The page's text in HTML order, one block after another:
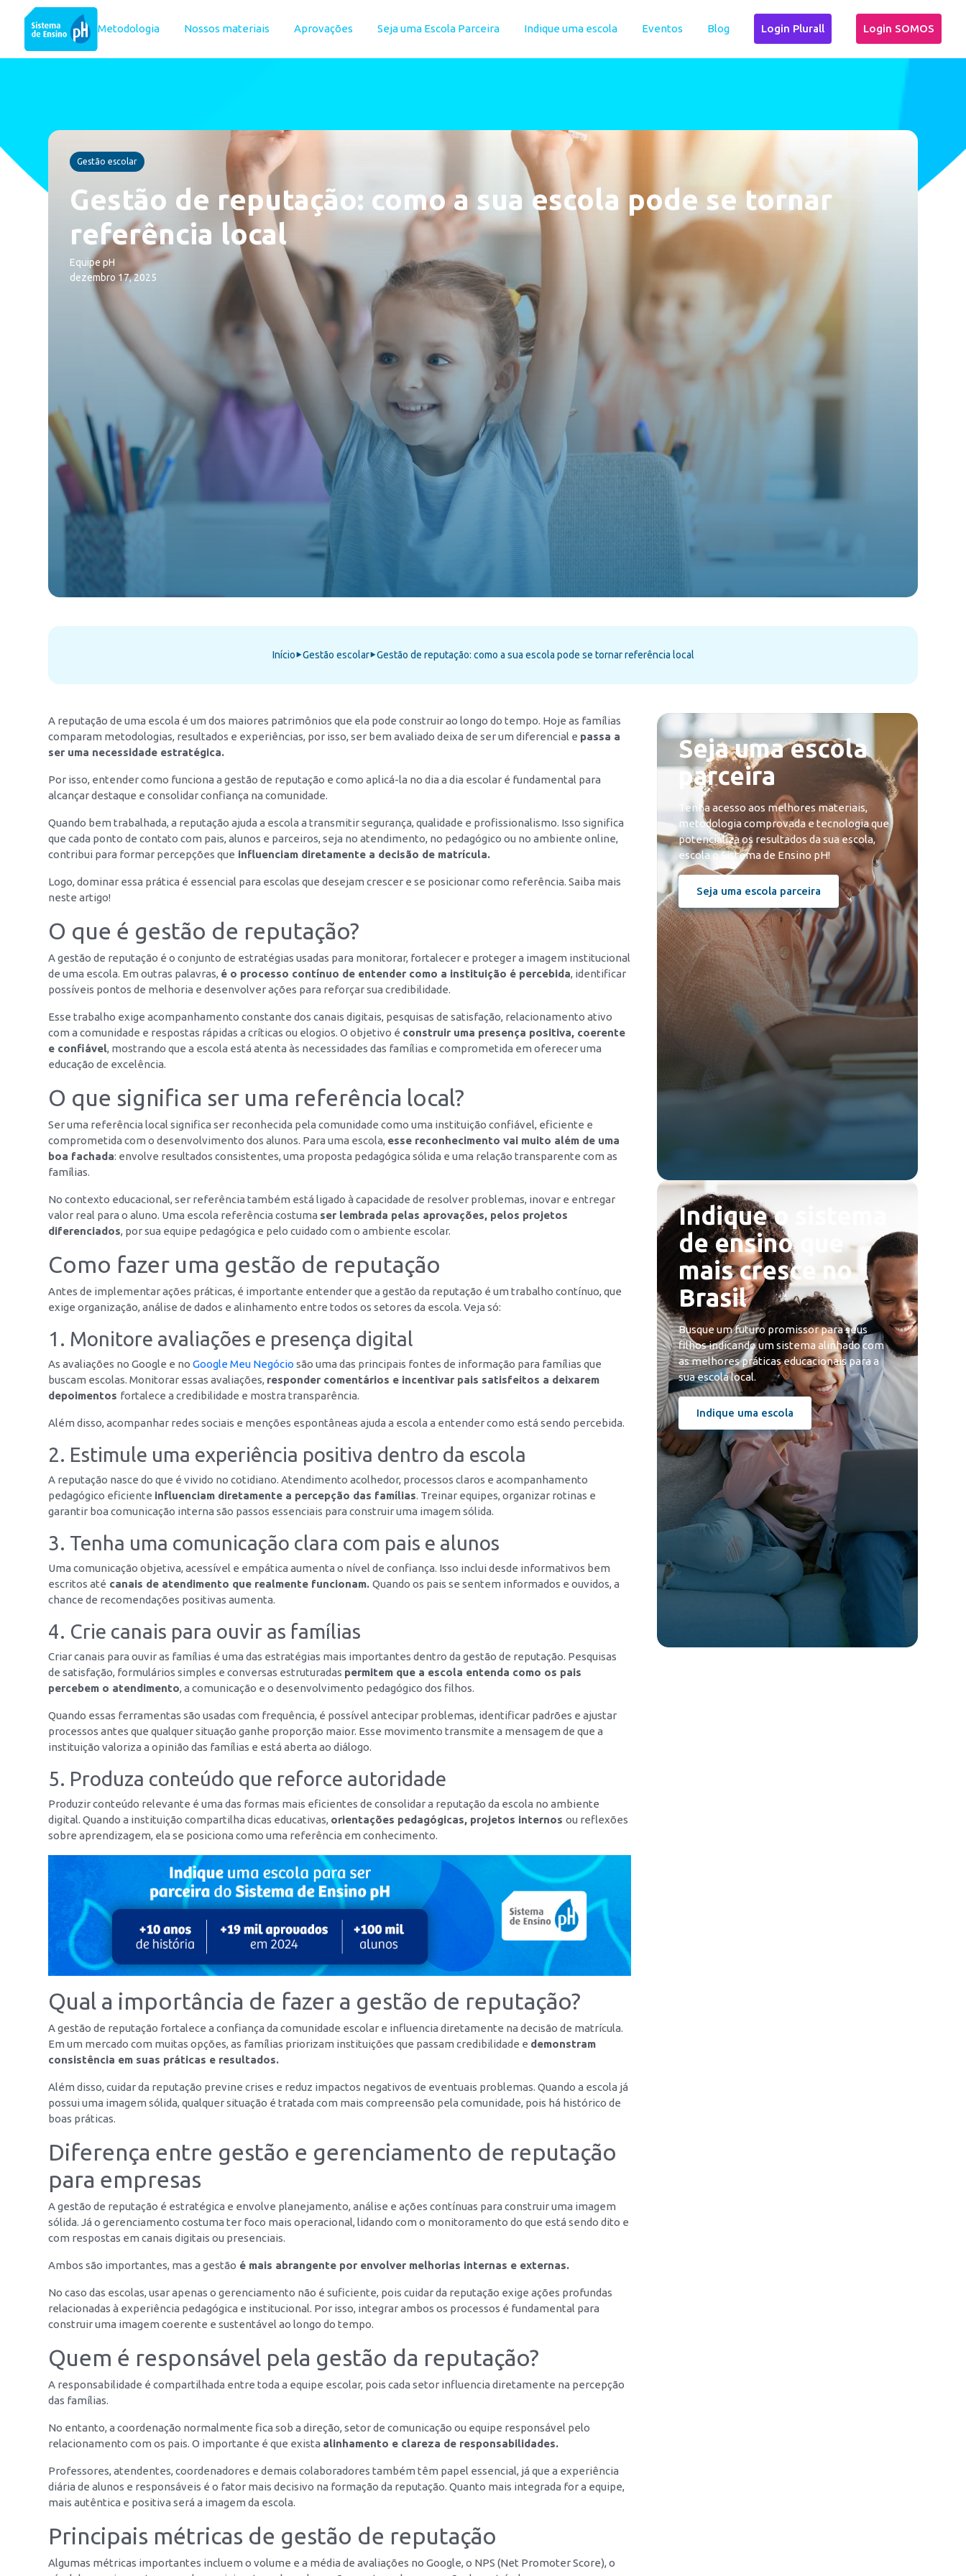
Metodologia Nossos materiais Aprovações Seja uma Escola Parceira Indique uma escola Eventos Blog Login Plurall Login SOMOS
Gestão escolar
Gestão de reputação: como a sua escola pode se tornar
referência local
Equipe pH
dezembro 17, 2025
Início⯈Gestão escolar⯈Gestão de reputação: como a sua escola pode se tornar referência local
A reputação de uma escola é um dos maiores patrimônios que ela pode construir ao longo do tempo. Hoje as famílias
comparam metodologias, resultados e experiências, por isso, ser bem avaliado deixa de ser um diferencial e passa a
ser uma necessidade estratégica.
Por isso, entender como funciona a gestão de reputação e como aplicá-la no dia a dia escolar é fundamental para
alcançar destaque e consolidar confiança na comunidade.
Quando bem trabalhada, a reputação ajuda a escola a transmitir segurança, qualidade e profissionalismo. Isso significa
que cada ponto de contato com pais, alunos e parceiros, seja no atendimento, no pedagógico ou no ambiente online,
contribui para formar percepções que influenciam diretamente a decisão de matrícula.
Logo, dominar essa prática é essencial para escolas que desejam crescer e se posicionar como referência. Saiba mais
neste artigo!
O que é gestão de reputação?
A gestão de reputação é o conjunto de estratégias usadas para monitorar, fortalecer e proteger a imagem institucional
de uma escola. Em outras palavras, é o processo contínuo de entender como a instituição é percebida, identificar
possíveis pontos de melhoria e desenvolver ações para reforçar sua credibilidade.
Esse trabalho exige acompanhamento constante dos canais digitais, pesquisas de satisfação, relacionamento ativo
com a comunidade e respostas rápidas a críticas ou elogios. O objetivo é construir uma presença positiva, coerente
e confiável, mostrando que a escola está atenta às necessidades das famílias e comprometida em oferecer uma
educação de excelência.
O que significa ser uma referência local?
Ser uma referência local significa ser reconhecida pela comunidade como uma instituição confiável, eficiente e
comprometida com o desenvolvimento dos alunos. Para uma escola, esse reconhecimento vai muito além de uma
boa fachada: envolve resultados consistentes, uma proposta pedagógica sólida e uma relação transparente com as
famílias.
No contexto educacional, ser referência também está ligado à capacidade de resolver problemas, inovar e entregar
valor real para o aluno. Uma escola referência costuma ser lembrada pelas aprovações, pelos projetos
diferenciados, por sua equipe pedagógica e pelo cuidado com o ambiente escolar.
Como fazer uma gestão de reputação
Antes de implementar ações práticas, é importante entender que a gestão da reputação é um trabalho contínuo, que
exige organização, análise de dados e alinhamento entre todos os setores da escola. Veja só:
1. Monitore avaliações e presença digital
As avaliações no Google e noGoogle Meu Negócio são uma das principais fontes de informação para famílias que
buscam escolas. Monitorar essas avaliações, responder comentários e incentivar pais satisfeitos a deixarem
depoimentos fortalece a credibilidade e mostra transparência.
Além disso, acompanhar redes sociais e menções espontâneas ajuda a escola a entender como está sendo percebida.
2. Estimule uma experiência positiva dentro da escola
A reputação nasce do que é vivido no cotidiano. Atendimento acolhedor, processos claros e acompanhamento
pedagógico eficiente influenciam diretamente a percepção das famílias. Treinar equipes, organizar rotinas e
garantir boa comunicação interna são passos essenciais para construir uma imagem sólida.
3. Tenha uma comunicação clara com pais e alunos
Uma comunicação objetiva, acessível e empática aumenta o nível de confiança. Isso inclui desde informativos bem
escritos até canais de atendimento que realmente funcionam.Quando os pais se sentem informados e ouvidos, a
chance de recomendações positivas aumenta.
4. Crie canais para ouvir as famílias
Criar canais para ouvir as famílias é uma das estratégias mais importantes dentro da gestão de reputação. Pesquisas
de satisfação, formulários simples e conversas estruturadas permitem que a escola entenda como os pais
percebem o atendimento, a comunicação e o desenvolvimento pedagógico dos filhos.
Quando essas ferramentas são usadas com frequência, é possível antecipar problemas, identificar padrões e ajustar
processos antes que qualquer situação ganhe proporção maior. Esse movimento transmite a mensagem de que a
instituição valoriza a opinião das famílias e está aberta ao diálogo.
5. Produza conteúdo que reforce autoridade
Produzir conteúdo relevante é uma das formas mais eficientes de consolidar a reputação da escola no ambiente
digital. Quando a instituição compartilha dicas educativas, orientações pedagógicas, projetos internosou reflexões
sobre aprendizagem, ela se posiciona como uma referência em conhecimento.
Qual a importância de fazer a gestão de reputação?
A gestão de reputação fortalece a confiança da comunidade escolar e influencia diretamente na decisão de matrícula.
Em um mercado com muitas opções, as famílias priorizam instituições que passam credibilidade e demonstram
consistência em suas práticas e resultados.
Além disso, cuidar da reputação previne crises e reduz impactos negativos de eventuais problemas. Quando a escola já
possui uma imagem sólida, qualquer situação é tratada com mais compreensão pela comunidade, pois há histórico de
boas práticas.
Diferença entre gestão e gerenciamento de reputação
para empresas
A gestão de reputação é estratégica e envolve planejamento, análise e ações contínuas para construir uma imagem
sólida. Já o gerenciamento costuma ter foco mais operacional, lidando com o monitoramento do que está sendo dito e
com respostas em canais digitais ou presenciais.
Ambos são importantes, mas a gestão é mais abrangente por envolver melhorias internas e externas.
No caso das escolas, usar apenas o gerenciamento não é suficiente, pois cuidar da reputação exige ações profundas
relacionadas à experiência pedagógica e institucional. Por isso, integrar ambos os processos é fundamental para
construir uma imagem coerente e sustentável ao longo do tempo.
Quem é responsável pela gestão da reputação?
A responsabilidade é compartilhada entre toda a equipe escolar, pois cada setor influencia diretamente na percepção
das famílias.
No entanto, a coordenação normalmente fica sob a direção, setor de comunicação ou equipe responsável pelo
relacionamento com os pais. O importante é que exista alinhamento e clareza de responsabilidades.
Professores, atendentes, coordenadores e demais colaboradores também têm papel essencial, já que a experiência
diária de alunos e responsáveis é o fator mais decisivo na formação da reputação. Quanto mais integrada for a equipe,
mais autêntica e positiva será a imagem da escola.
Principais métricas de gestão de reputação
Algumas métricas importantes incluem o volume e a média de avaliações no Google, o NPS (Net Promoter Score), o
Seja uma escola
parceira
Tenha acesso aos melhores materiais,
metodologia comprovada e tecnologia que
potencializa os resultados da sua escola,
escola o Sistema de Ensino pH!
Seja uma escola parceira
Indique o sistema
de ensino que
mais cresce no
Brasil
Busque um futuro promissor para seus
filhos indicando um sistema alinhado com
as melhores práticas educacionais para a
sua escola local.
Indique uma escola